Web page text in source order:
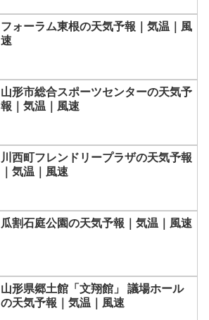
フォーラム東根の天気予報｜気温｜風
速
山形市総合スポーツセンターの天気予
報｜気温｜風速
川西町フレンドリープラザの天気予報
｜気温｜風速
瓜割石庭公園の天気予報｜気温｜風速
山形県郷土館「文翔館」 議場ホール
の天気予報｜気温｜風速